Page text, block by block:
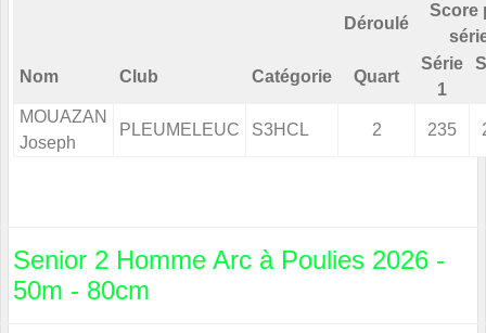
Déroulé
Score
Nom Club Catégorie Quart
Série
1
MOUAZAN
Joseph
PLEUMELEUC S3HCL 2 235
Senior 2 Homme Arc à Poulies 2026 -
50m - 80cm